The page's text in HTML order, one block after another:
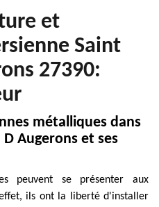
et
Saint
27390:
métalliques dans
Augerons et ses
peuvent se présenter aux
ils ont la liberté d'installer